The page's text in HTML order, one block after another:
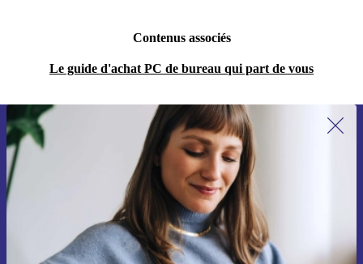
Contenus associés
Le guide d'achat PC de bureau qui part de vous
Recevoir offres et infos de refurbed
par mail
Ne manquez plus aucune offre.